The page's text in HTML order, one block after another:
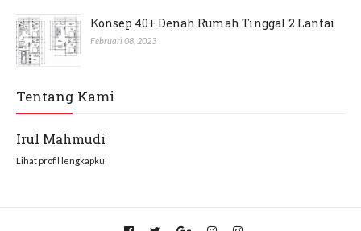
Konsep 40+ Denah Rumah Tinggal 2 Lantai
Februari 08, 2023
Tentang Kami
Irul Mahmudi
Lihat profil lengkapku